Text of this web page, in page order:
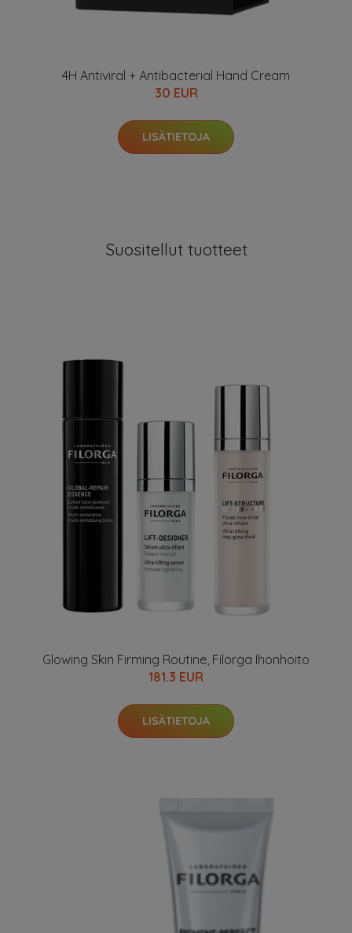
4H Antiviral + Antibacterial Hand Cream
30 EUR
LISÄTIETOJA
Suositellut tuotteet
Glowing Skin Firming Routine, Filorga Ihonhoito
181.3 EUR
LISÄTIETOJA